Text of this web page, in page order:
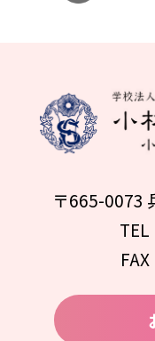
〒665-0073